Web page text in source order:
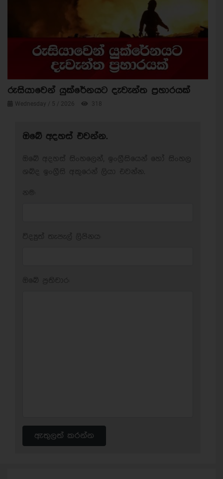
රුසියාවෙන් යුක්රේනයට දැවැන්ත ප්‍රහාරයක්
Wednesday / 5 / 2026 318
ඔබේ අදහස් එවන්න.
ඇතුලත් කරන්න